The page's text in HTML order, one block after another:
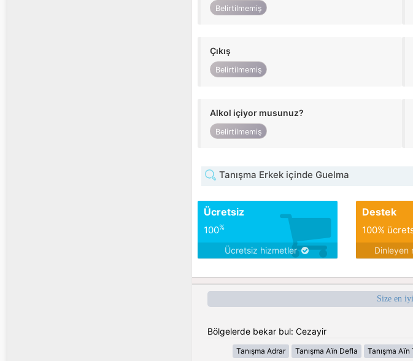
Belirtilmemiş
Çıkış
Belirtilmemiş
Alkol içiyor musunuz?
Belirtilmemiş
Tanışma Erkek içinde Guelma
Ücretsiz
100%
Ücretsiz hizmetler
Destek
100%
Dinleyen
Size en
Bölgelerde bekar bul: Cezayir
Tanışma Adrar Tanışma Aïn Defla Tanışma